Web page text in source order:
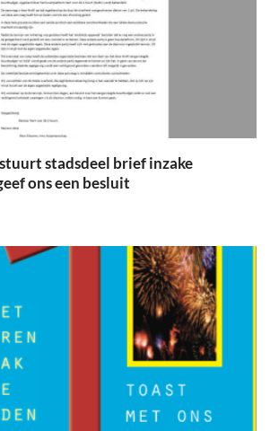
stadsdeel brief inzake
ons een besluit